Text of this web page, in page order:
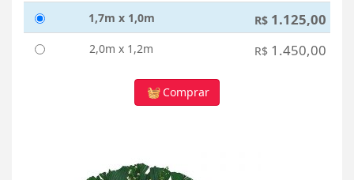
1,7m x 1,0m R$ 1.125,00
2,0m x 1,2m R$ 1.450,00
Comprar